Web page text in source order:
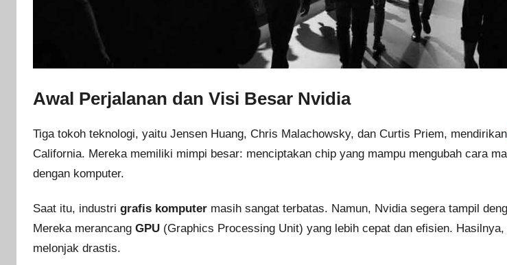
Awal Perjalanan dan Visi Besar Nvidia
Tiga tokoh teknologi, yaitu Jensen Huang, Chris Malachowsky, dan Curtis Priem, mendirikan
California. Mereka memiliki mimpi besar: menciptakan chip yang mampu mengubah cara
dengan komputer.
Saat itu, industri grafis komputer masih sangat terbatas. Namun, Nvidia segera tampil
Mereka merancang GPU (Graphics Processing Unit) yang lebih cepat dan efisien.
melonjak drastis.